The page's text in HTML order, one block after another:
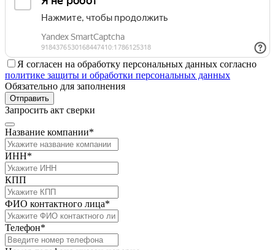
Я согласен на обработку персональных данных согласно
политике защиты и обработки персональных данных
Обязательно для заполнения
Отправить
Запросить акт сверки
Название компании*
ИНН*
КПП
ФИО контактного лица*
Телефон*